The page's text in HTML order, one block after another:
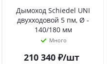
Дымоход Schiedel UNI
двухходовой 5 пм, Ø -
140/180 мм
Много
210 340₽/шт